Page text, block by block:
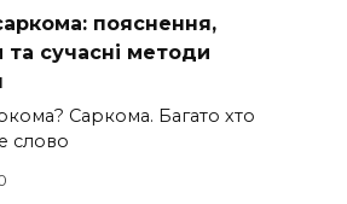
пояснення,
сучасні методи
Саркома. Багато хто
слово